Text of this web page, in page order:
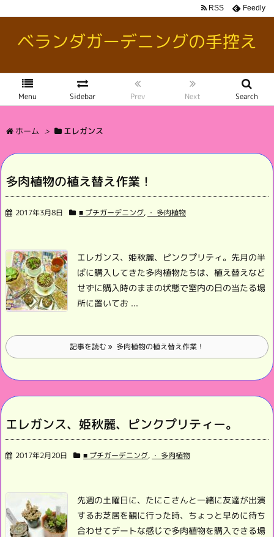
ベランダガーデニングの手控え
Menu Sidebar Prev Next Search
RSS Feedly
ホーム > エレガンス
多肉植物の植え替え作業！
2017年3月8日 ■ プチガーデニング, ・ 多肉植物
エレガンス、姫秋麗、ピンクプリティ。 先月の半
ばに購入してきた多肉植物たちは、 植え替えなど
せずに購入時のままの状態で室内の日の当たる場
所に置いてお ...
記事を読む 多肉植物の植え替え作業！
エレガンス、姫秋麗、ピンクプリティー。
2017年2月20日 ■ プチガーデニング, ・ 多肉植物
先週の土曜日に、たにこさんと一緒に友達が出演
するお芝居を観に行った時、 ちょっと早めに待ち
合わせてデートな感じで多肉植物を購入できる場